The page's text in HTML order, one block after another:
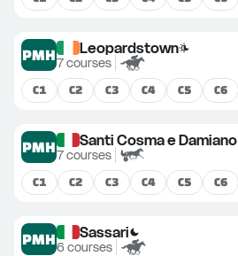
PMH Leopardstown
7courses
C1 C2 C3 C4 C5 C6
PMH Santi Cosma e Damiano
7courses
C1 C2 C3 C4 C5 C6
PMH Sassari
6 courses